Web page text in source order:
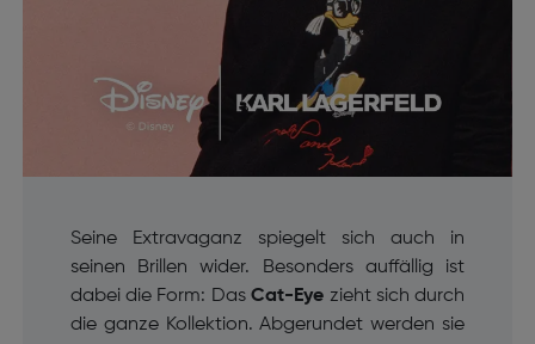
Seine Extravaganz spiegelt sich auch in
seinen Brillen wider. Besonders auffällig ist
dabei die Form: DasCat-Eye zieht sich durch
die ganze Kollektion. Abgerundet werden sie